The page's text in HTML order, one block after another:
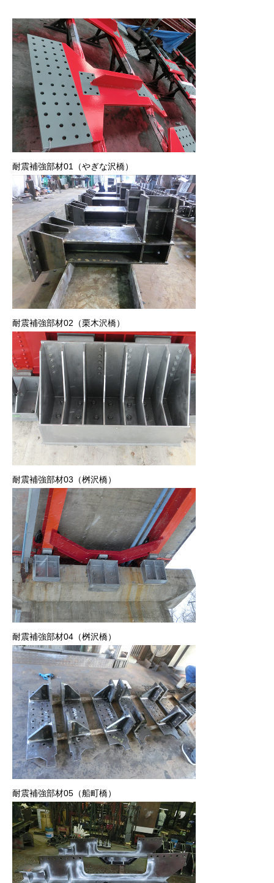
耐震補強部材01（やぎな沢橋）
耐震補強部材02（栗木沢橋）
耐震補強部材03（桝沢橋）
耐震補強部材04（桝沢橋）
耐震補強部材05（船町橋）